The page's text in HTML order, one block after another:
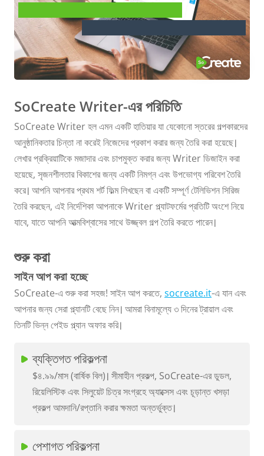
SoCreate লেখকের উপর দক্ষতা অর্জন:
গভীর নির্দেশিকা
SoCreate Writer-এর পরিচিতি
SoCreate Writer হল এমন একটি হাতিয়ার যা যেকোনো স্তরের গল্পকারদের
আনুষ্ঠানিকতার চিন্তা না করেই নিজেদের প্রকাশ করার জন্য তৈরি করা হয়েছে।
লেখার প্রক্রিয়াটিকে মজাদার এবং চাপমুক্ত করার জন্য Writer ডিজাইন করা
হয়েছে, সৃজনশীলতার বিকাশের জন্য একটি নিমগ্ন এবং উপভোগ্য পরিবেশ তৈরি
করে। আপনি আপনার প্রথম শর্ট ফিল্ম লিখছেন বা একটি সম্পূর্ণ টেলিভিশন সিরিজ
তৈরি করছেন, এই নির্দেশিকা আপনাকে Writer প্ল্যাটফর্মের প্রতিটি অংশে নিয়ে
যাবে, যাতে আপনি আত্মবিশ্বাসের সাথে উজ্জ্বল গল্প তৈরি করতে পারেন।
শুরু করা
সাইন আপ করা হচ্ছে
SoCreate-এ শুরু করা সহজ! সাইন আপ করতে, socreate.it-এ যান এবং
আপনার জন্য সেরা প্ল্যানটি বেছে নিন। আমরা বিনামূল্যে ৩ দিনের ট্রায়াল এবং
তিনটি ভিন্ন পেইড প্ল্যান অফার করি।
ব্যক্তিগত পরিকল্পনা
$৪.৯৯/মাস (বার্ষিক বিল)। সীমাহীন প্রকল্প, SoCreate-এর ডুডল,
রিয়েলিস্টিক এবং সিলুয়েট চিত্র সংগ্রহে অ্যাক্সেস এবং চূড়ান্ত খসড়া
প্রকল্প আমদানি/রপ্তানি করার ক্ষমতা অন্তর্ভুক্ত।
পেশাগত পরিকল্পনা